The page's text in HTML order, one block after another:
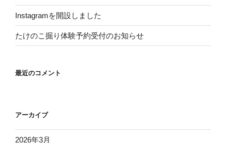
Instagramを開設しました
たけのこ掘り体験予約受付のお知らせ
最近のコメント
アーカイブ
2026年3月